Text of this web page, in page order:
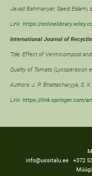
Javad Bahmanyar, Saeid Eslami,
Link: https://
International Journal of
Title: Effect of Vermicompost
Quality of Tomato (Lycopersicon
Authors: J. P. Bhattacharyya, S.
Link: https://link.springer.com/
info@ussitalu.ee +372